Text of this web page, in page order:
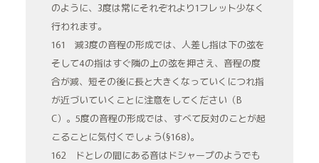
のように、3度は常にそれぞれより1フレット少なく
行われます。
161 減3度の音程の形成では、人差し指は下の弦を
そして4の指はすぐ隣の上の弦を押さえ、音程の度
合が減、短その後に長と大きくなっていくにつれ指
が近づいていくことに注意をしてください（B
C）。5度の音程の形成では、すべて反対のことが起
こることに気付くでしょう(§168)。
162 ドとレの間にある音はドシャープのようでも